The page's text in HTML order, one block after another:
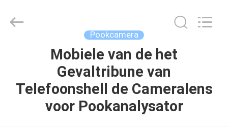
PRODUCTEN
Center.
Pookcamera
Mobiele van de het
Gevaltribune van
Telefoonshell de Cameralens
voor Pookanalysator